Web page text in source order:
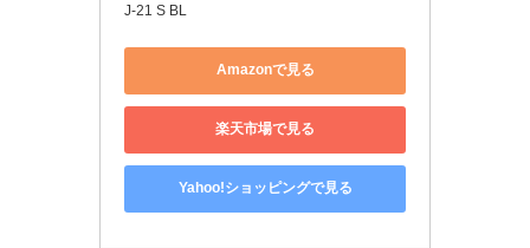
J-21 S BL
Amazonで見る
楽天市場で見る
Yahoo!ショッピングで見る